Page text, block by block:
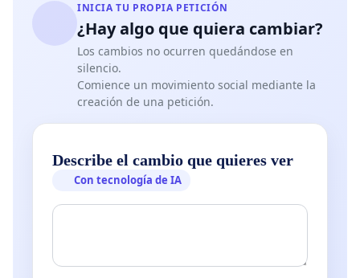
INICIA TU PROPIA PETICIÓN
¿Hay algo que quiera cambiar?
Los cambios no ocurren quedándose en
silencio.
Comience un movimiento social mediante la
creación de una petición.
Describe el cambio que quieres ver
Con tecnología de IA